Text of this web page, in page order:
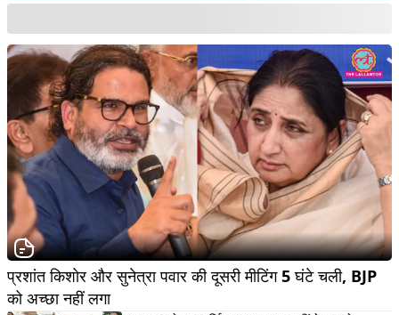
प्रशांत किशोर और सुनेत्रा पवार की दूसरी मीटिंग 5 घंटे चली, BJP
को अच्छा नहीं लगा